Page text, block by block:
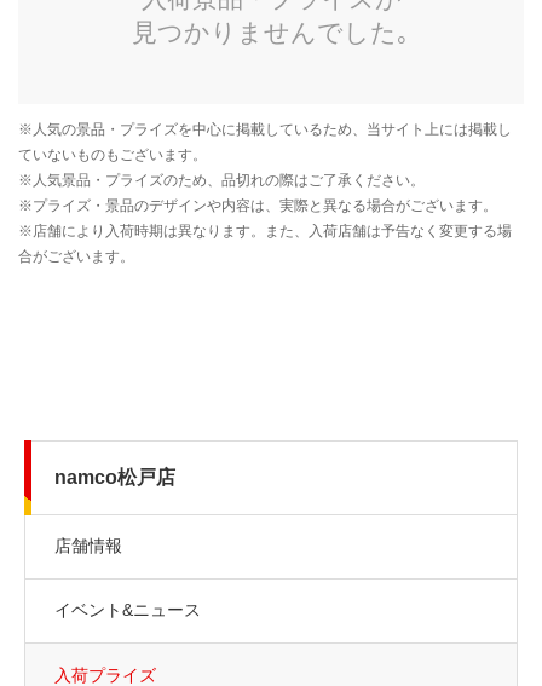
namco松戸店
店舗情報
イベント&ニュース
入荷プライズ